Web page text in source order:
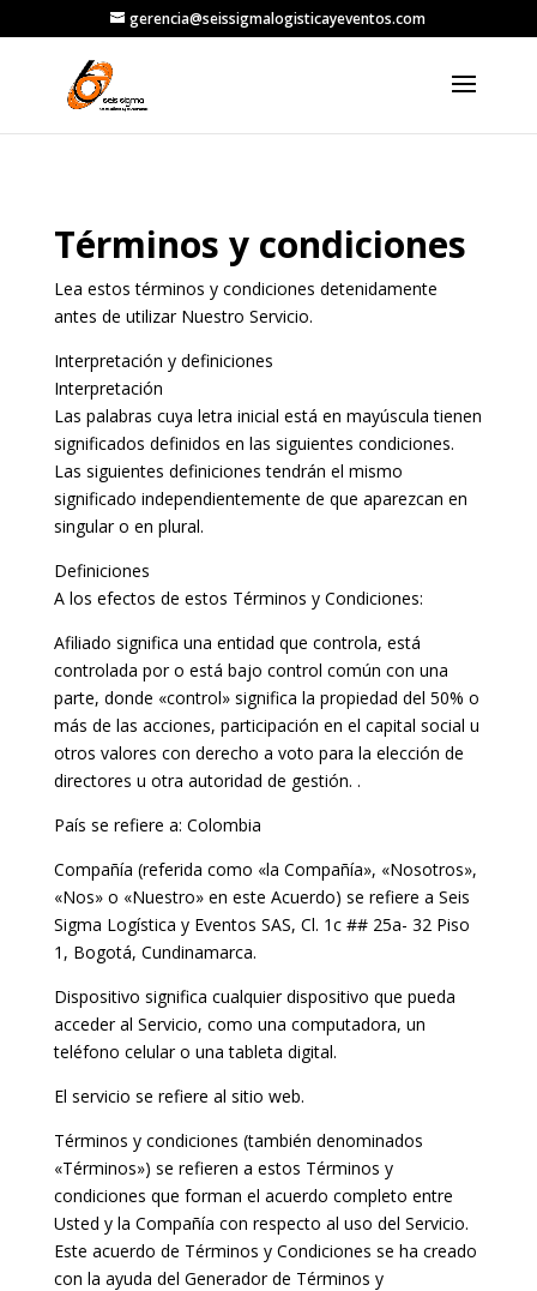
gerencia@seissigmalogisticayeventos.com
Términos y condiciones
Lea estos términos y condiciones detenidamente
antes de utilizar Nuestro Servicio.
Interpretación y definiciones
Interpretación
Las palabras cuya letra inicial está en mayúscula tienen
significados definidos en las siguientes condiciones.
Las siguientes definiciones tendrán el mismo
significado independientemente de que aparezcan en
singular o en plural.
Definiciones
A los efectos de estos Términos y Condiciones:
Afiliado significa una entidad que controla, está
controlada por o está bajo control común con una
parte, donde «control» significa la propiedad del 50% o
más de las acciones, participación en el capital social u
otros valores con derecho a voto para la elección de
directores u otra autoridad de gestión. .
País se refiere a: Colombia
Compañía (referida como «la Compañía», «Nosotros»,
«Nos» o «Nuestro» en este Acuerdo) se refiere a Seis
Sigma Logística y Eventos SAS, Cl. 1c ## 25a- 32 Piso
1, Bogotá, Cundinamarca.
Dispositivo significa cualquier dispositivo que pueda
acceder al Servicio, como una computadora, un
teléfono celular o una tableta digital.
El servicio se refiere al sitio web.
Términos y condiciones (también denominados
«Términos») se refieren a estos Términos y
condiciones que forman el acuerdo completo entre
Usted y la Compañía con respecto al uso del Servicio.
Este acuerdo de Términos y Condiciones se ha creado
con la ayuda del Generador de Términos y